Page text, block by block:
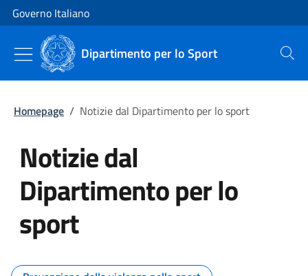
Vai al contenuto
Vai alla navigazione del sito
Governo Italiano
Dipartimento per lo Sport Cerca
Homepage / Notizie dal Dipartimento per lo sport
Notizie dal
Dipartimento per lo
sport